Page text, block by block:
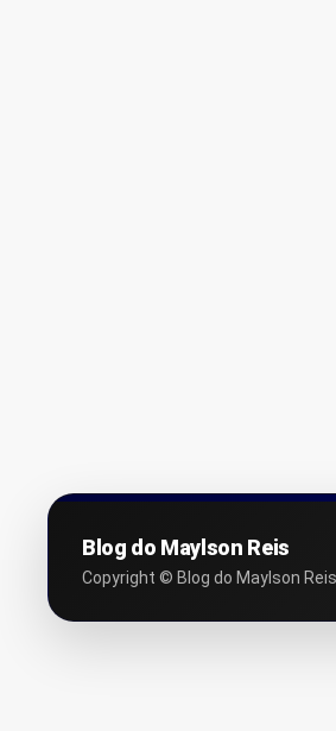
Blog do Maylson Reis
Copyright © Blog do Maylson